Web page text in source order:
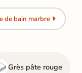
de bain marbre
Grès pâte rouge